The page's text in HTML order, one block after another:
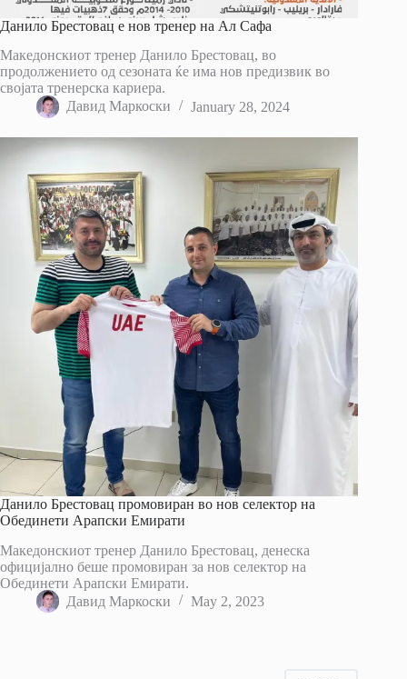
Данило Брестовац е нов тренер на Ал Сафа
Македонскиот тренер Данило Брестовац, во
продолжението од сезоната ќе има нов предизвик во
својата тренерска кариера.
Давид Маркоски
January 28, 2024
Данило Брестовац промовиран во нов селектор на
Обединети Арапски Емирати
Македонскиот тренер Данило Брестовац, денеска
официјално беше промовиран за нов селектор на
Обединети Арапски Емирати.
Давид Маркоски
May 2, 2023